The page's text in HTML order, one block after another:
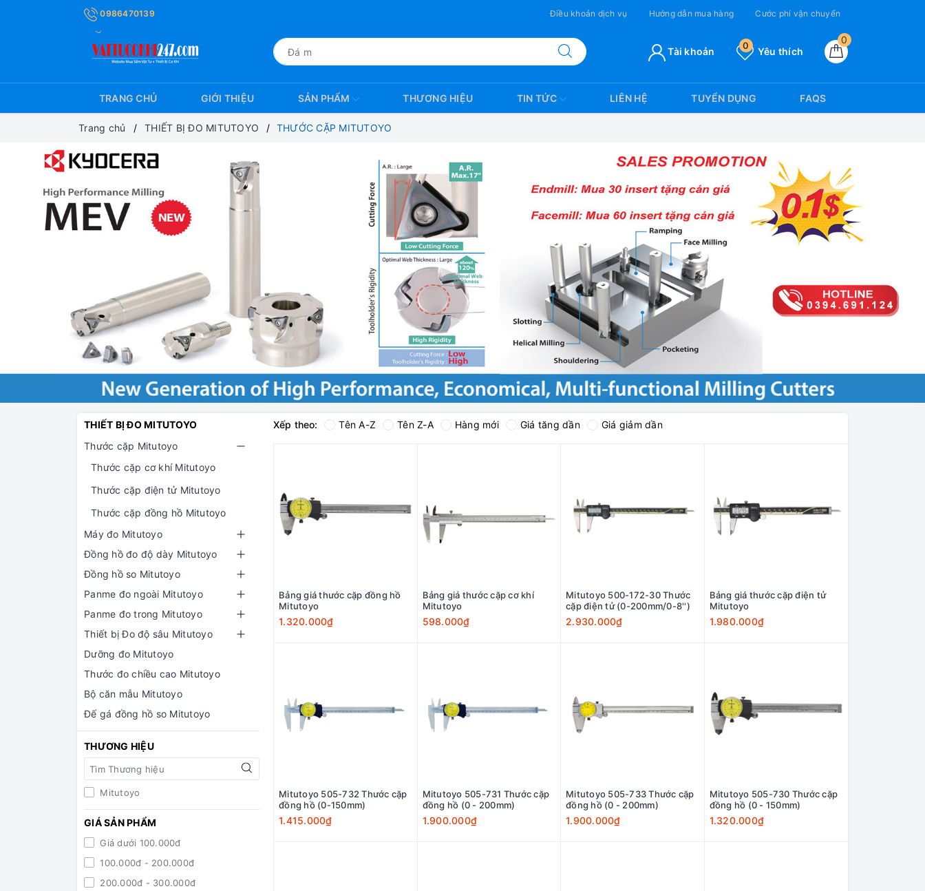
0986470139 Điều khoản dịch vụ Hướng dẫn mua hàng Cước phí vận chuyển
0
Yêu thích
0
Tài khoản
TRANG CHỦ GIỚI THIỆU SẢN PHẨM THƯƠNG HIỆU TIN TỨC LIÊN HỆ TUYỂN DỤNG FAQS
Trang chủ THIẾT BỊ ĐO MITUTOYO THƯỚC CẶP MITUTOYO
THIẾT BỊ ĐO MITUTOYO
Thước cặp Mitutoyo
Thước cặp cơ khí Mitutoyo
Thước cặp điện tử Mitutoyo
Thước cặp đồng hồ Mitutoyo
Máy đo Mitutoyo
Đồng hồ đo độ dày Mitutoyo
Đồng hồ so Mitutoyo
Panme đo ngoài Mitutoyo
Panme đo trong Mitutoyo
Thiết bị Đo độ sâu Mitutoyo
Dưỡng đo Mitutoyo
Thước đo chiều cao Mitutoyo
Bộ căn mẫu Mitutoyo
Đế gá đồng hồ so Mitutoyo
THƯƠNG HIỆU
Mitutoyo
GIÁ SẢN PHẨM
Giá dưới 100.000đ
100.000đ - 200.000đ
200.000đ - 300.000đ
Xếp theo: Tên A-Z Tên Z-A Hàng mới Giá tăng dần Giá giảm dần
Bảng giá thước cặp đồng hồ
Mitutoyo
1.320.000₫
Bảng giá thước cặp cơ khí
Mitutoyo
598.000₫
Mitutoyo 500-172-30 Thước
cặp điện tử (0-200mm/0-8'')
2.930.000₫
Bảng giá thước cặp điện tử
Mitutoyo
1.980.000₫
Mitutoyo 505-732 Thước cặp
đồng hồ (0-150mm)
1.415.000₫
Mitutoyo 505-731 Thước cặp
đồng hồ (0 - 200mm)
1.900.000₫
Mitutoyo 505-733 Thước cặp
đồng hồ (0 - 200mm)
1.900.000₫
Mitutoyo 505-730 Thước cặp
đồng hồ (0 - 150mm)
1.320.000₫